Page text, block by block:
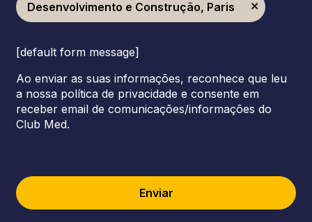
Desenvolvimento e Construção, Paris
[default form message]
Ao enviar as suas informações, reconhece que leu
a nossa política de privacidade e consente em
receber email de comunicações/informações do
Club Med.
Enviar